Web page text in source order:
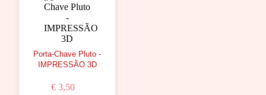
Porta-Chave Pluto -
IMPRESSÃO 3D
€ 3,50